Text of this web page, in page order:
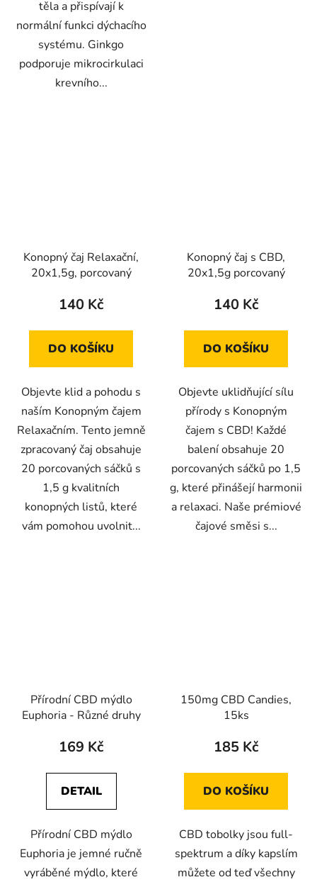
těla a přispívají k
normální funkci dýchacího
systému. Ginkgo
podporuje mikrocirkulaci
krevního...
Konopný čaj Relaxační,
20x1,5g, porcovaný
140 Kč
DO KOŠÍKU
Objevte klid a pohodu s
naším Konopným čajem
Relaxačním. Tento jemně
zpracovaný čaj obsahuje
20 porcovaných sáčků s
1,5 g kvalitních
konopných listů, které
vám pomohou uvolnit...
Konopný čaj s CBD,
20x1,5g porcovaný
140 Kč
DO KOŠÍKU
Objevte uklidňující sílu
přírody s Konopným
čajem s CBD! Každé
balení obsahuje 20
porcovaných sáčků po 1,5
g, které přinášejí harmonii
a relaxaci. Naše prémiové
čajové směsi s...
Přírodní CBD mýdlo
Euphoria - Různé druhy
169 Kč
DETAIL
Přírodní CBD mýdlo
Euphoria je jemné ručně
vyráběné mýdlo, které
150mg CBD Candies,
15ks
185 Kč
DO KOŠÍKU
CBD tobolky jsou full-
spektrum a díky kapslím
můžete od teď všechny